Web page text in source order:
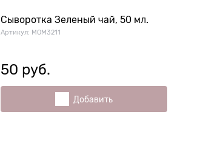
Сыворотка Зеленый чай, 50 мл.
Артикул: MOM3211
50 руб.
Добавить